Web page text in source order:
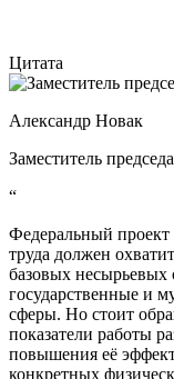
Цитата
Александр Новак
Заместитель
“
Федеральный
труда должен
базовых несырьевых
государственные и
сферы. Но стоит
показатели работы
повышения её
конкретных